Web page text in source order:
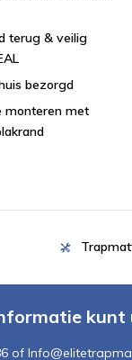
terug & veilig
bezorgd
monteren met
kunt
of